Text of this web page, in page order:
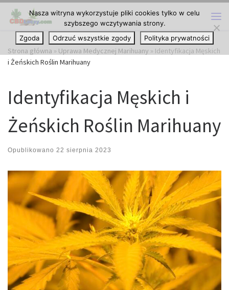
Przejdź do treści
Strona główna » Uprawa Medycznej Marihuany » Identyfikacja Męskich
i Żeńskich Roślin Marihuany
Identyfikacja Męskich i
Żeńskich Roślin Marihuany
Opublikowano 22 sierpnia 2023
Nasza witryna wykorzystuje pliki cookies tylko w celu
szybszego wczytywania strony.
Zgoda
Odrzuć wszystkie zgody Polityka prywatności